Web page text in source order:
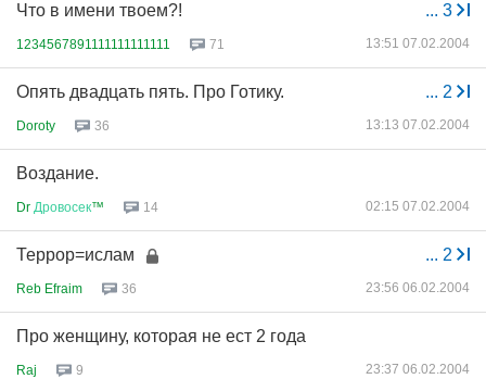
... 3
Что в имени твоем?!
1234567891111111111111 71 13:51 07.02.2004
... 2
Опять двадцать пять. Про Готику.
Doroty 36 13:13 07.02.2004
Воздание.
Dr Дровосек™ 14 02:15 07.02.2004
... 2
Террор=ислам
Reb Efraim 36 23:56 06.02.2004
Про женщину, которая не ест 2 года
Raj 9 23:37 06.02.2004